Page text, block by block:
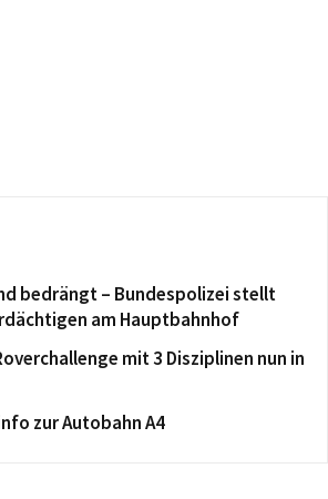
bedrängt – Bundespolizei stellt
am Hauptbahnhof
mit 3 Disziplinen nun in
zur Autobahn A4